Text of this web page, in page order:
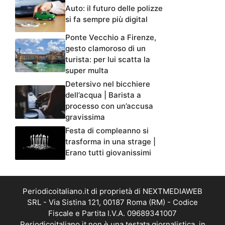
Auto: il futuro delle polizze
si fa sempre più digital
Ponte Vecchio a Firenze,
gesto clamoroso di un
turista: per lui scatta la
super multa
Detersivo nel bicchiere
dell’acqua | Barista a
processo con un’accusa
gravissima
Festa di compleanno si
trasforma in una strage |
Erano tutti giovanissimi
Periodicoitaliano.it di proprietà di NEXTMEDIAWEB
SRL - Via Sistina 121, 00187 Roma (RM) - Codice
Fiscale e Partita I.V.A. 09689341007